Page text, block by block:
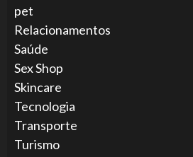
pet
Relacionamentos
Saúde
Sex Shop
Skincare
Tecnologia
Transporte
Turismo